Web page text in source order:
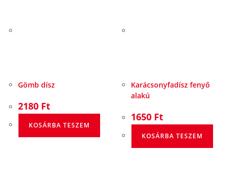
Gömb dísz
2180 Ft
KOSÁRBA TESZEM
Karácsonyfadísz fenyő
alakú
1650 Ft
KOSÁRBA TESZEM